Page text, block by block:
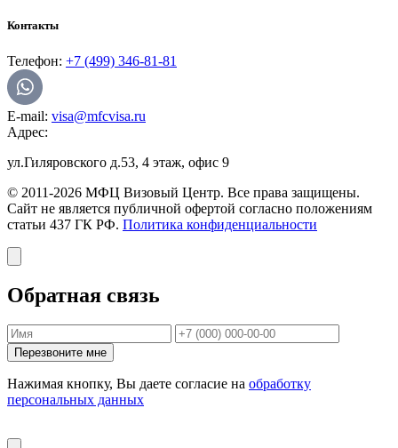
Контакты
Телефон: +7 (499) 346-81-81
E-mail: visa@mfcvisa.ru
Адрес:
ул.Гиляровского д.53, 4 этаж, офис 9
© 2011-2026 МФЦ Визовый Центр. Все права защищены.
Сайт не является публичной офертой согласно положениям
статьи 437 ГК РФ. Политика конфиденциальности
Обратная связь
Перезвоните мне
Нажимая кнопку, Вы даете согласие на обработку
персональных данных